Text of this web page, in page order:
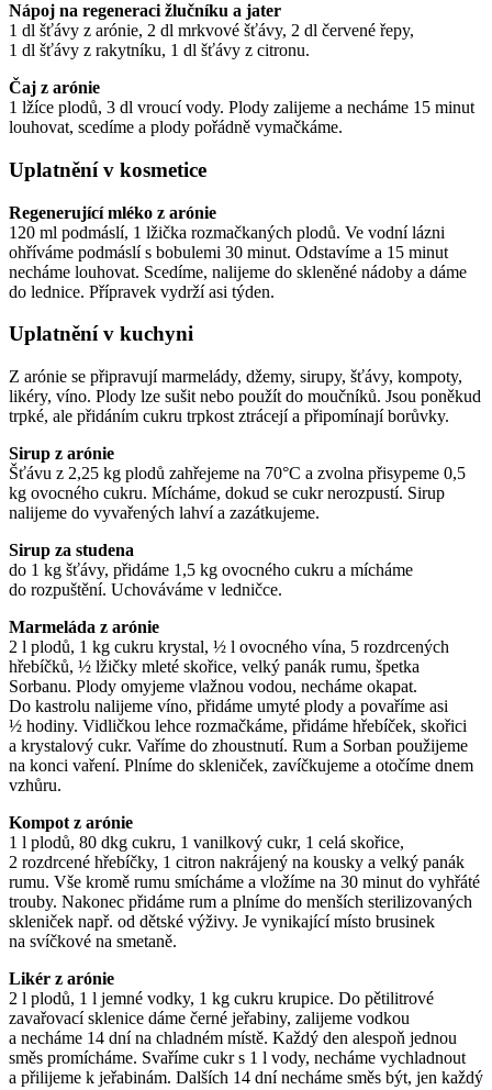
Nápoj na regeneraci žlučníku a jater
1 dl šťávy z arónie, 2 dl mrkvové šťávy, 2 dl červené řepy,
1 dl šťávy z rakytníku, 1 dl šťávy z citronu.
Čaj z arónie
1 lžíce plodů, 3 dl vroucí vody. Plody zalijeme a necháme 15 minut
louhovat, scedíme a plody pořádně vymačkáme.
Uplatnění v kosmetice
Regenerující mléko z arónie
120 ml podmáslí, 1 lžička rozmačkaných plodů. Ve vodní lázni
ohříváme podmáslí s bobulemi 30 minut. Odstavíme a 15 minut
necháme louhovat. Scedíme, nalijeme do skleněné nádoby a dáme
do lednice. Přípravek vydrží asi týden.
Uplatnění v kuchyni
Z arónie se připravují marmelády, džemy, sirupy, šťávy, kompoty,
likéry, víno. Plody lze sušit nebo použít do moučníků. Jsou poněkud
trpké, ale přidáním cukru trpkost ztrácejí a připomínají borůvky.
Sirup z arónie
Šťávu z 2,25 kg plodů zahřejeme na 70°C a zvolna přisypeme 0,5
kg ovocného cukru. Mícháme, dokud se cukr nerozpustí. Sirup
nalijeme do vyvařených lahví a zazátkujeme.
Sirup za studena
do 1 kg šťávy, přidáme 1,5 kg ovocného cukru a mícháme
do rozpuštění. Uchováváme v ledničce.
Marmeláda z arónie
2 l plodů, 1 kg cukru krystal, ½ l ovocného vína, 5 rozdrcených
hřebíčků, ½ lžičky mleté skořice, velký panák rumu, špetka
Sorbanu. Plody omyjeme vlažnou vodou, necháme okapat.
Do kastrolu nalijeme víno, přidáme umyté plody a povaříme asi
½ hodiny. Vidličkou lehce rozmačkáme, přidáme hřebíček, skořici
a krystalový cukr. Vaříme do zhoustnutí. Rum a Sorban použijeme
na konci vaření. Plníme do skleniček, zavíčkujeme a otočíme dnem
vzhůru.
Kompot z arónie
1 l plodů, 80 dkg cukru, 1 vanilkový cukr, 1 celá skořice,
2 rozdrcené hřebíčky, 1 citron nakrájený na kousky a velký panák
rumu. Vše kromě rumu smícháme a vložíme na 30 minut do vyhřáté
trouby. Nakonec přidáme rum a plníme do menších sterilizovaných
skleniček např. od dětské výživy. Je vynikající místo brusinek
na svíčkové na smetaně.
Likér z arónie
2 l plodů, 1 l jemné vodky, 1 kg cukru krupice. Do pětilitrové
zavařovací sklenice dáme černé jeřabiny, zalijeme vodkou
a necháme 14 dní na chladném místě. Každý den alespoň jednou
směs promícháme. Svaříme cukr s 1 l vody, necháme vychladnout
a přilijeme k jeřabinám. Dalších 14 dní necháme směs být, jen každý